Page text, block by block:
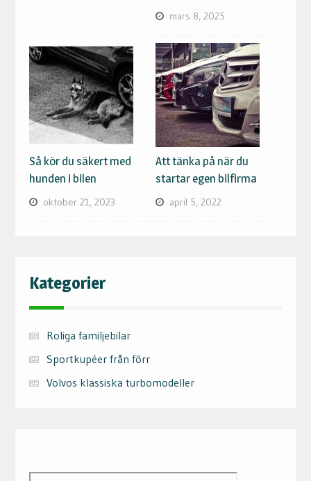
mars 8, 2025
Så kör du säkert med
hunden i bilen
oktober 21, 2023
Att tänka på när du
startar egen bilfirma
april 5, 2022
Kategorier
Roliga familjebilar
Sportkupéer från förr
Volvos klassiska turbomodeller